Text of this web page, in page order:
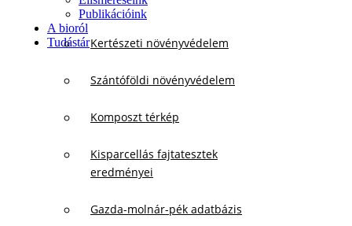
Publikációink
A bioról
TudástárKertészeti növényvédelem
Szántóföldi növényvédelem
Komposzt térkép
Kisparcellás fajtatesztek
eredményei
Gazda-molnár-pék adatbázis